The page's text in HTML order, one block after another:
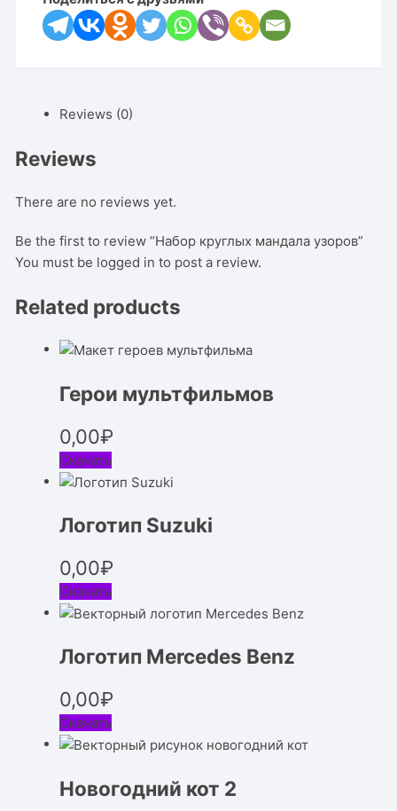
Reviews (0)
Reviews
There are no reviews yet.
Be the first to review “Набор круглых мандала узоров”
You must be logged in to post a review.
Related products
Герои мультфильмов
0,00₽
Скачать
Логотип Suzuki
0,00₽
Скачать
Логотип Mercedes Benz
0,00₽
Скачать
Новогодний кот 2